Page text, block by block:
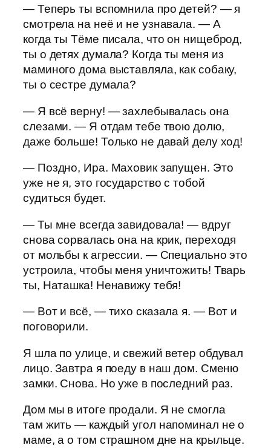
— Теперь ты вспомнила про детей? — я
смотрела на неё и не узнавала. — А
когда ты Тёме писала, что он нищеброд,
ты о детях думала? Когда ты меня из
маминого дома выставляла, как собаку,
ты о сестре думала?
— Я всё верну! — захлебывалась она
слезами. — Я отдам тебе твою долю,
даже больше! Только не давай делу ход!
— Поздно, Ира. Маховик запущен. Это
уже не я, это государство с тобой
судиться будет.
— Ты мне всегда завидовала! — вдруг
снова сорвалась она на крик, переходя
от мольбы к агрессии. — Специально это
устроила, чтобы меня уничтожить! Тварь
ты, Наташка! Ненавижу тебя!
— Вот и всё, — тихо сказала я. — Вот и
поговорили.
Я шла по улице, и свежий ветер обдувал
лицо. Завтра я поеду в наш дом. Сменю
замки. Снова. Но уже в последний раз.
Дом мы в итоге продали. Я не смогла
там жить — каждый угол напоминал не о
маме, а о том страшном дне на крыльце.